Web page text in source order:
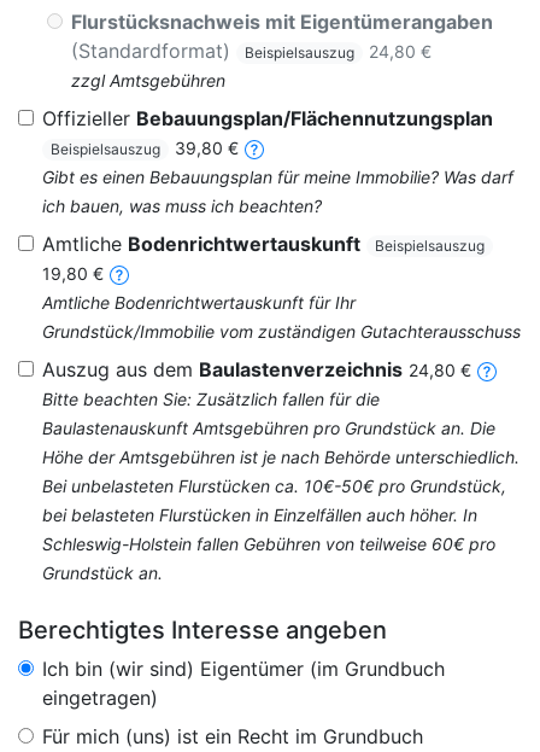
Flurstücksnachweis mit Eigentümerangaben
(Standardformat)
Beispielsauszug
24,80 €
zzgl Amtsgebühren
Offizieller Bebauungsplan/Flächennutzungsplan
Beispielsauszug
39,80 €
Gibt es einen Bebauungsplan für meine Immobilie? Was darf
ich bauen, was muss ich beachten?
Amtliche Bodenrichtwertauskunft Beispielsauszug
19,80 €
Amtliche Bodenrichtwertauskunft für Ihr
Grundstück/Immobilie vom zuständigen Gutachterausschuss
Auszug aus dem Baulastenverzeichnis 24,80 €
Bitte beachten Sie: Zusätzlich fallen für die
Baulastenauskunft Amtsgebühren pro Grundstück an. Die
Höhe der Amtsgebühren ist je nach Behörde unterschiedlich.
Bei unbelasteten Flurstücken ca. 10€-50€ pro Grundstück,
bei belasteten Flurstücken in Einzelfällen auch höher. In
Schleswig-Holstein fallen Gebühren von teilweise 60€ pro
Grundstück an.
Berechtigtes Interesse angeben
Ich bin (wir sind) Eigentümer (im Grundbuch
eingetragen)
Für mich (uns) ist ein Recht im Grundbuch